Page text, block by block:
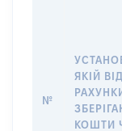
№
ЯКІЙ
КОШТИ